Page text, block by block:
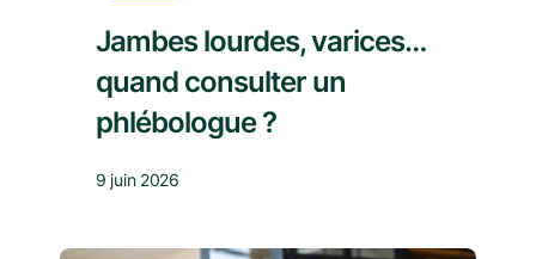
Jambes lourdes, varices…
quand consulter un
phlébologue ?
9 juin 2026